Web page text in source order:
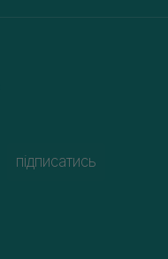
підписатись